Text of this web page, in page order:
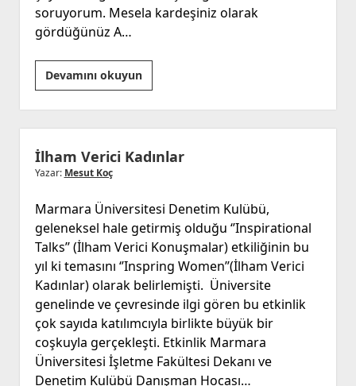
soruyorum. Mesela kardeşiniz olarak
gördüğünüz A…
Devamını okuyunHani
biz
kardeşiz
ya…
İlham Verici Kadınlar
Yazar: Mesut Koç
Marmara Üniversitesi Denetim Kulübü,
geleneksel hale getirmiş olduğu ‘’Inspirational
Talks’’ (İlham Verici Konuşmalar) etkiliğinin bu
yıl ki temasını ‘’Inspring Women’’(İlham Verici
Kadınlar) olarak belirlemişti. Üniversite
genelinde ve çevresinde ilgi gören bu etkinlik
çok sayıda katılımcıyla birlikte büyük bir
coşkuyla gerçekleşti. Etkinlik Marmara
Üniversitesi İşletme Fakültesi Dekanı ve
Denetim Kulübü Danışman Hocası…